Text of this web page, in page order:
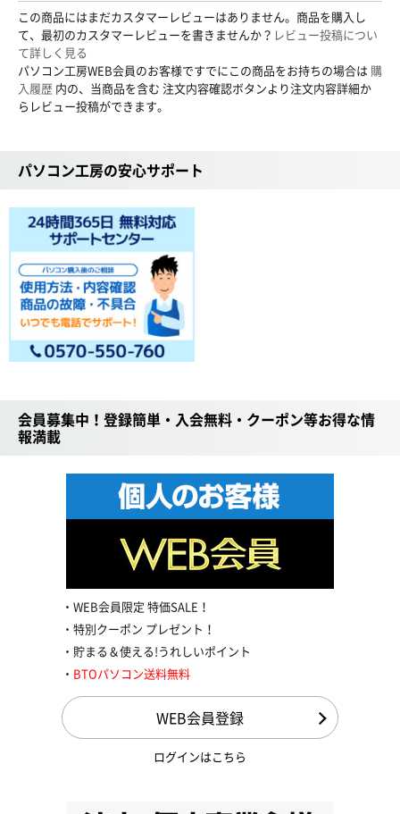
この商品にはまだカスタマーレビューはありません。商品を購入し
て、最初のカスタマーレビューを書きませんか？ レビュー投稿につい
て詳しく見る
パソコン工房WEB会員のお客様ですでにこの商品をお持ちの場合は 購
入履歴 内の、当商品を含む 注文内容確認ボタンより注文内容詳細か
らレビュー投稿ができます。
パソコン工房の安心サポート
会員募集中！登録簡単・入会無料・クーポン等お得な情
報満載
WEB会員限定 特価SALE！
特別クーポン プレゼント！
貯まる＆使える!うれしいポイント
BTOパソコン送料無料
WEB会員登録
ログインはこちら